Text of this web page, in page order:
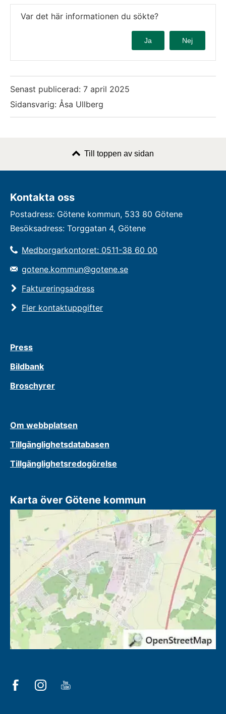
Var det här informationen du sökte?
Ja Nej
Senast publicerad: 7 april 2025
Sidansvarig: Åsa Ullberg
Till toppen av sidan
Kontakta oss
Postadress: Götene kommun, 533 80 Götene
Besöksadress: Torggatan 4, Götene
Medborgarkontoret: 0511-38 60 00
gotene.kommun@gotene.se
Faktureringsadress
Fler kontaktuppgifter
Press
Bildbank
Broschyrer
Om webbplatsen
Tillgänglighetsdatabasen
Tillgänglighetsredogörelse
Karta över Götene kommun